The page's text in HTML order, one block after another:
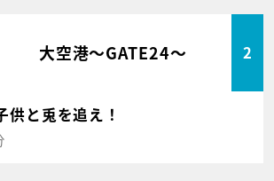
大空港～GATE24～ 2
供と兎を追え！